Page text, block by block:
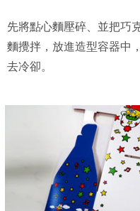
先將點心麵壓碎、並把巧
麵攪拌，放進造型容器中
去冷卻。